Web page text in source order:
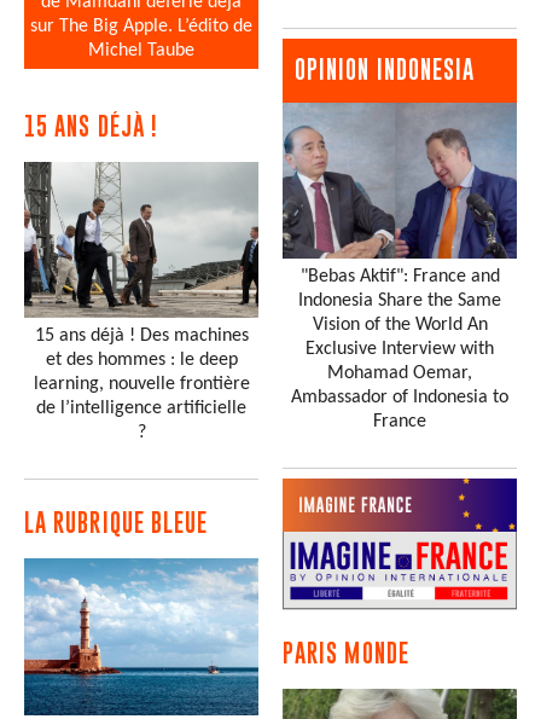
sur The Big Apple. L’édito de
Michel Taube
15 ANS DÉJÀ !
15 ans déjà ! Des machines
et des hommes : le deep
learning, nouvelle frontière
de l’intelligence artificielle
?
LA RUBRIQUE BLEUE
OPINION INDONESIA
"Bebas Aktif": France and
Indonesia Share the Same
Vision of the World An
Exclusive Interview with
Mohamad Oemar,
Ambassador of Indonesia to
France
PARIS MONDE